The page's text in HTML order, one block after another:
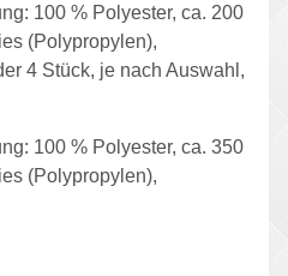
100 % Polyester, ca. 200
(Polypropylen),
4 Stück, je nach Auswahl,
100 % Polyester, ca. 350
(Polypropylen),